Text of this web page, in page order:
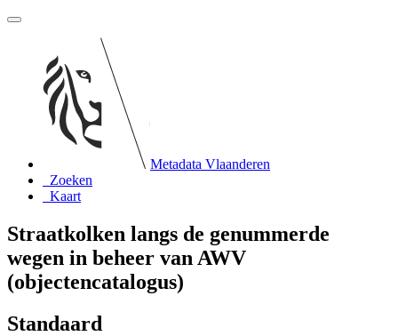
Metadata Vlaanderen
Zoeken
Kaart
Straatkolken langs de genummerde
wegen in beheer van AWV
(objectencatalogus)
Standaard